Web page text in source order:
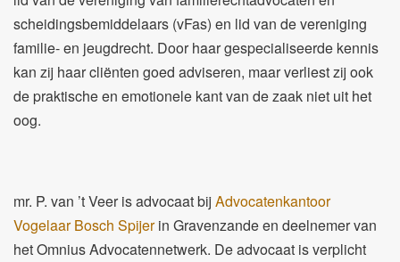
scheidingsbemiddelaars (vFas) en lid van de vereniging
familie- en jeugdrecht. Door haar gespecialiseerde kennis
kan zij haar cliënten goed adviseren, maar verliest zij ook
de praktische en emotionele kant van de zaak niet uit het
oog.
mr. P. van ’t Veer is advocaat bijAdvocatenkantoor
Vogelaar Bosch Spijerin Gravenzande en deelnemer van
het Omnius Advocatennetwerk. De advocaat is verplicht